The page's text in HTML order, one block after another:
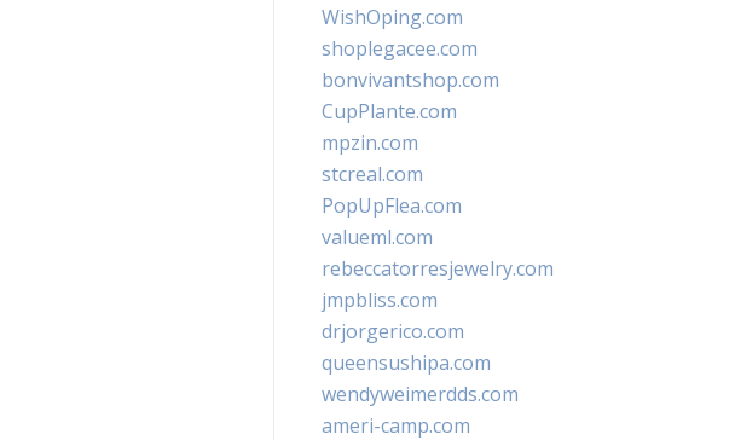
WishOping.com
shoplegacee.com
bonvivantshop.com
CupPlante.com
mpzin.com
stcreal.com
PopUpFlea.com
valueml.com
rebeccatorresjewelry.com
jmpbliss.com
drjorgerico.com
queensushipa.com
wendyweimerdds.com
ameri-camp.com